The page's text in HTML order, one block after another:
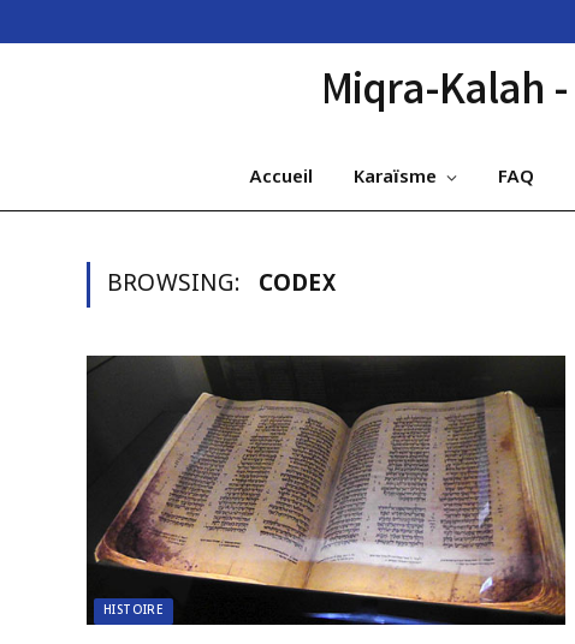
Accueil Karaïsme FAQ
BROWSING: CODEX
HISTOIRE